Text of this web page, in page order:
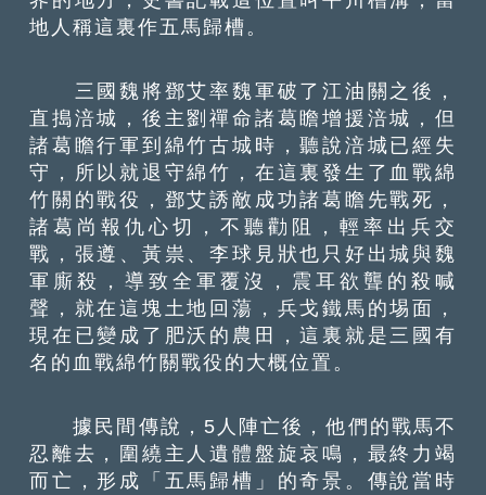
地人稱這裏作五馬歸槽。
三國魏將鄧艾率魏軍破了江油關之後，
直搗涪城，後主劉禪命諸葛瞻增援涪城，但
諸葛瞻行軍到綿竹古城時，聽說涪城已經失
守，所以就退守綿竹，在這裏發生了血戰綿
竹關的戰役，鄧艾誘敵成功諸葛瞻先戰死，
諸葛尚報仇心切，不聽勸阻，輕率出兵交
戰，張遵、黃祟、李球見狀也只好出城與魏
軍廝殺，導致全軍覆沒，震耳欲聾的殺喊
聲，就在這塊土地回蕩，兵戈鐵馬的埸面，
現在已變成了肥沃的農田，這裏就是三國有
名的血戰綿竹關戰役的大概位置。
據民間傳說，5人陣亡後，他們的戰馬不
忍離去，圍繞主人遺體盤旋哀鳴，最終力竭
而亡，形成「五馬歸槽」的奇景。傳說當時